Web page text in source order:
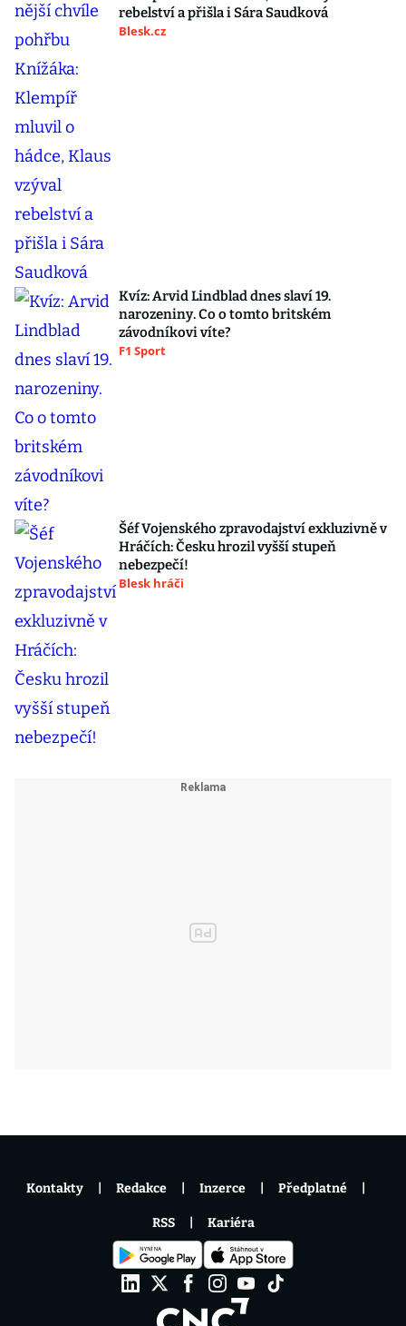
rebelství a přišla i Sára Saudková
Blesk.cz
Kvíz: Arvid Lindblad dnes slaví 19.
narozeniny. Co o tomto britském
závodníkovi víte?
F1 Sport
Šéf Vojenského zpravodajství exkluzivně v
Hráčích: Česku hrozil vyšší stupeň
nebezpečí!
Blesk hráči
Kontakty Redakce Inzerce Předplatné
RSS Kariéra